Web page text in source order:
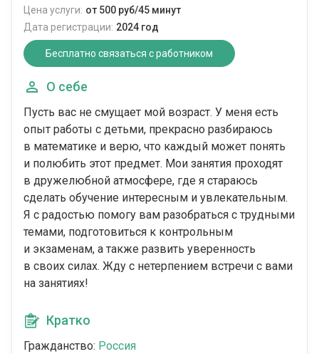
Цена услуги: от 500 руб/45 минут
Дата регистрации: 2024 год
Бесплатно связаться с работником
О себе
Пусть вас не смущает мой возраст. У меня есть
опыт работы с детьми, прекрасно разбираюсь
в математике и верю, что каждый может понять
и полюбить этот предмет. Мои занятия проходят
в дружелюбной атмосфере, где я стараюсь
сделать обучение интересным и увлекательным.
Я с радостью помогу вам разобраться с трудными
темами, подготовиться к контрольным
и экзаменам, а также развить уверенность
в своих силах. Жду с нетерпением встречи с вами
на занятиях!
Кратко
Гражданство: Россия